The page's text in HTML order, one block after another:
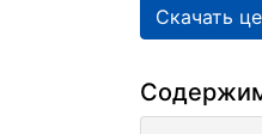
Скачать